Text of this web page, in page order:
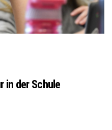
in der Schule